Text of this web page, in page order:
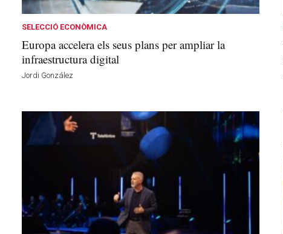
SELECCIÓ ECONÒMICA
Europa accelera els seus plans per ampliar la
infraestructura digital
Jordi González